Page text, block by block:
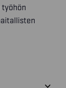
työhön